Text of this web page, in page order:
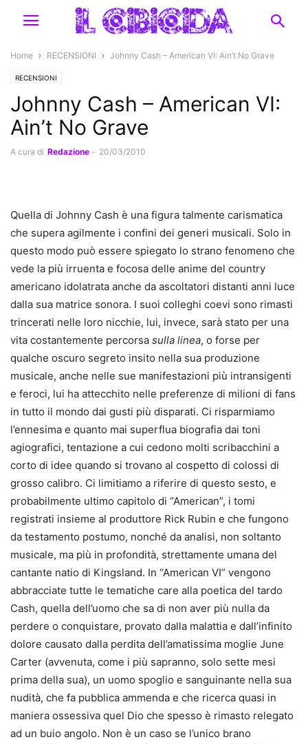
Home RECENSIONI Johnny Cash – American VI: Ain’t No Grave
RECENSIONI
Johnny Cash – American VI:
Ain’t No Grave
A cura di Redazione - 20/03/2010
Quella di Johnny Cash è una figura talmente carismatica
che supera agilmente i confini dei generi musicali. Solo in
questo modo può essere spiegato lo strano fenomeno che
vede la più irruenta e focosa delle anime del country
americano idolatrata anche da ascoltatori distanti anni luce
dalla sua matrice sonora. I suoi colleghi coevi sono rimasti
trincerati nelle loro nicchie, lui, invece, sarà stato per una
vita costantemente percorsa sulla linea, o forse per
qualche oscuro segreto insito nella sua produzione
musicale, anche nelle sue manifestazioni più intransigenti
e feroci, lui ha attecchito nelle preferenze di milioni di fans
in tutto il mondo dai gusti più disparati. Ci risparmiamo
l’ennesima e quanto mai superflua biografia dai toni
agiografici, tentazione a cui cedono molti scribacchini a
corto di idee quando si trovano al cospetto di colossi di
grosso calibro. Ci limitiamo a riferire di questo sesto, e
probabilmente ultimo capitolo di “American”, i tomi
registrati insieme al produttore Rick Rubin e che fungono
da testamento postumo, nonché da analisi, non soltanto
musicale, ma più in profondità, strettamente umana del
cantante natio di Kingsland. In “American VI” vengono
abbracciate tutte le tematiche care alla poetica del tardo
Cash, quella dell’uomo che sa di non aver più nulla da
perdere o conquistare, provato dalla malattia e dall’infinito
dolore causato dalla perdita dell’amatissima moglie June
Carter (avvenuta, come i più sapranno, solo sette mesi
prima della sua), un uomo spoglio e sanguinante nella sua
nudità, che fa pubblica ammenda e che ricerca quasi in
maniera ossessiva quel Dio che spesso è rimasto relegato
ad un buio angolo. Non è un caso se l’unico brano